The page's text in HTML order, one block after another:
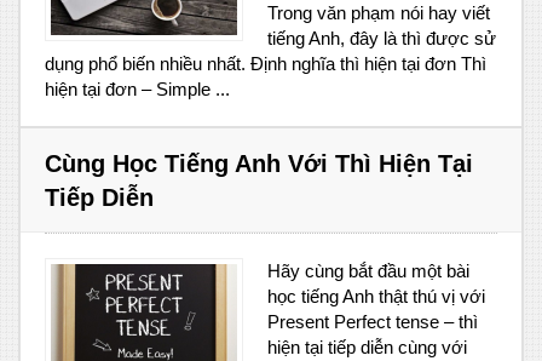
Trong văn phạm nói hay viết
tiếng Anh, đây là thì được sử
dụng phổ biến nhiều nhất. Định nghĩa thì hiện tại đơn Thì
hiện tại đơn – Simple ...
Cùng Học Tiếng Anh Với Thì Hiện Tại
Tiếp Diễn
Hãy cùng bắt đầu một bài
học tiếng Anh thật thú vị với
Present Perfect tense – thì
hiện tại tiếp diễn cùng với